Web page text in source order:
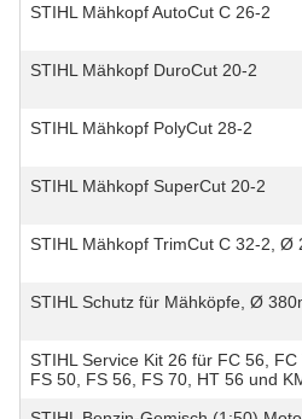
STIHL Mähkopf AutoCut C 26-2
STIHL Mähkopf DuroCut 20-2
STIHL Mähkopf PolyCut 28-2
STIHL Mähkopf SuperCut 20-2
STIHL Mähkopf TrimCut C 32-2, Ø
STIHL Schutz für Mähköpfe, Ø
STIHL Service Kit 26 für FC 56, FC
FS 50, FS 56, FS 70, HT 56 und